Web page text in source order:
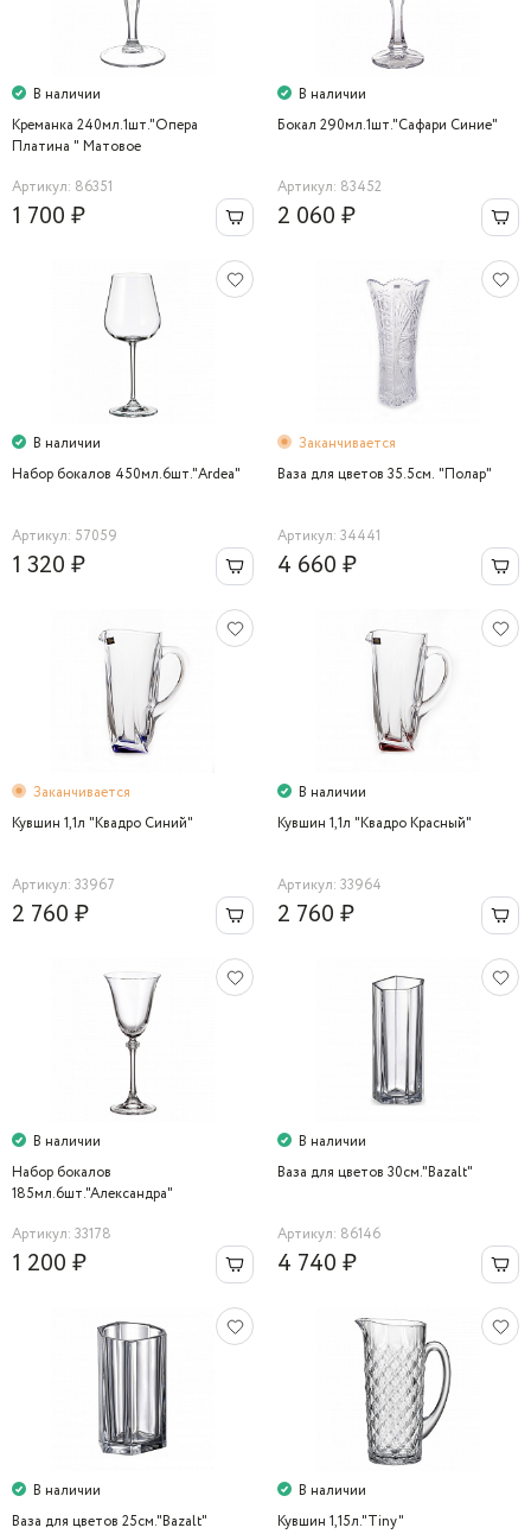
В наличии
Креманка 240мл.1шт."Опера
Платина " Матовое
Артикул: 86351
1 700 ₽
В наличии
Бокал 290мл.1шт."Сафари Синие"
Артикул: 83452
2 060 ₽
В наличии
Набор бокалов 450мл.6шт."Ardea"
Артикул: 57059
1 320 ₽
Заканчивается
Ваза для цветов 35.5см. "Полар"
Артикул: 34441
4 660 ₽
Заканчивается
Кувшин 1,1л "Квадро Синий"
Артикул: 33967
2 760 ₽
В наличии
Кувшин 1,1л "Квадро Красный"
Артикул: 33964
2 760 ₽
В наличии
Набор бокалов
185мл.6шт."Александра"
Артикул: 33178
1 200 ₽
В наличии
Ваза для цветов 30см."Bazalt"
Артикул: 86146
4 740 ₽
В наличии
Ваза для цветов 25см."Bazalt"
В наличии
Кувшин 1,15л."Tiny"